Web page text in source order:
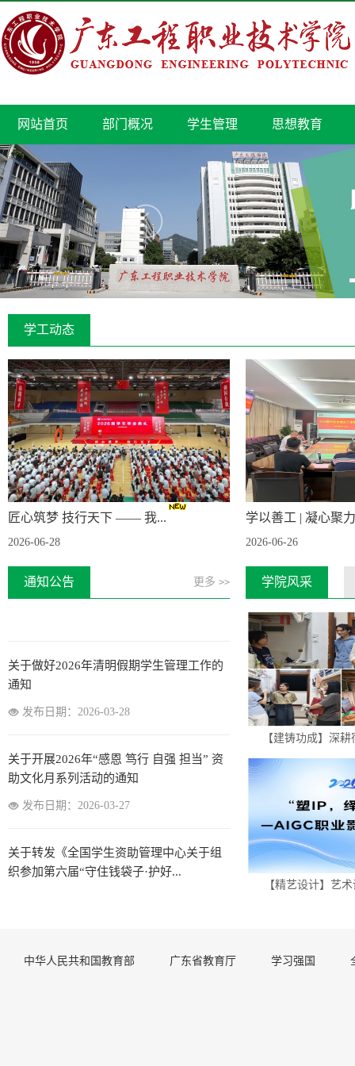
网站首页 部门概况 学生管理 思想教育
学工动态
匠心筑梦 技行天下 —— 我...
2026-06-28
学以善工 | 凝心聚
2026-06-26
通知公告 更多 >>
助文化月系列活动的通知
发布日期：2026-03-27
关于转发《全国学生资助管理中心关于组
织参加第六届“守住钱袋子·护好...
发布日期：2026-05-19
关于开展学生临时困难资助的通知
发布日期：2026-03-28
关于开展2026年“感恩 笃行 自强 担当” 资
发布日期：2026-03-27
关于转发《全国学生资助管理中心关于组
发布日期：2026-05-19
学院风采
【建铸功成】深
【精艺设计】艺
中华人民共和国教育部 广东省教育厅 学习强国